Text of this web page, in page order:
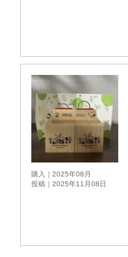
購入｜2025年08月
投稿｜2025年11月08日